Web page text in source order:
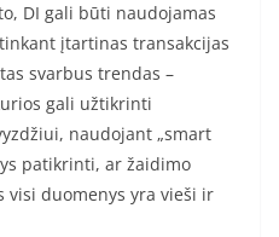
DI gali būti naudojamas
įtartinas transakcijas
svarbus trendas –
gali užtikrinti
naudojant „smart
patikrinti, ar žaidimo
visi duomenys yra vieši ir